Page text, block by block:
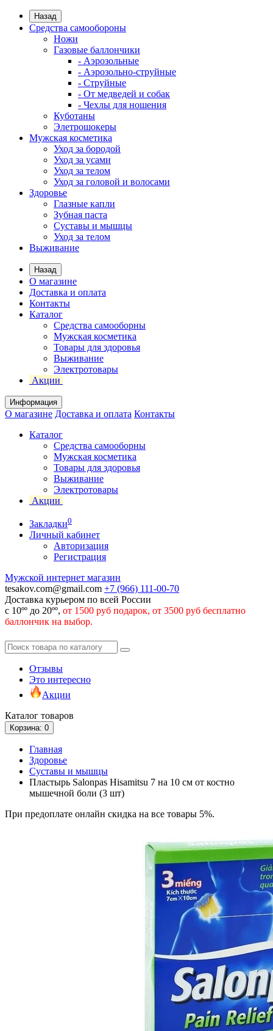
Назад
Средства самообороны
Ножи
Газовые баллончики
- Аэрозольные
- Аэрозольно-струйные
- Струйные
- От медведей и собак
- Чехлы для ношения
Куботаны
Элетрошокеры
Мужская косметика
Уход за бородой
Уход за усами
Уход за телом
Уход за головой и волосами
Здоровье
Глазные капли
Зубная паста
Суставы и мышцы
Уход за телом
Выживание
Назад
О магазине
Доставка и оплата
Контакты
Каталог
Средства самооборны
Мужская косметика
Товары для здоровья
Выживание
Электротовары
Акции
Информация
О магазине Доставка и оплата Контакты
Каталог
Средства самооборны
Мужская косметика
Товары для здоровья
Выживание
Электротовары
Акции
Закладки0
Личный кабинет
Авторизация
Регистрация
Мужской интернет магазин
tesakov.com@gmail.com +7 (966) 111-00-70
Доставка курьером по всей России
с 10ºº до 20ºº, от 1500 руб подарок, от 3500 руб бесплатно
баллончик на выбор.
Отзывы
Это интересно
Акции
Каталог товаров
Корзина: 0
Главная
Здоровье
Суставы и мышцы
Пластырь Salonpas Hisamitsu 7 на 10 см от костно
мышечной боли (3 шт)
При предоплате онлайн скидка на все товары 5%.